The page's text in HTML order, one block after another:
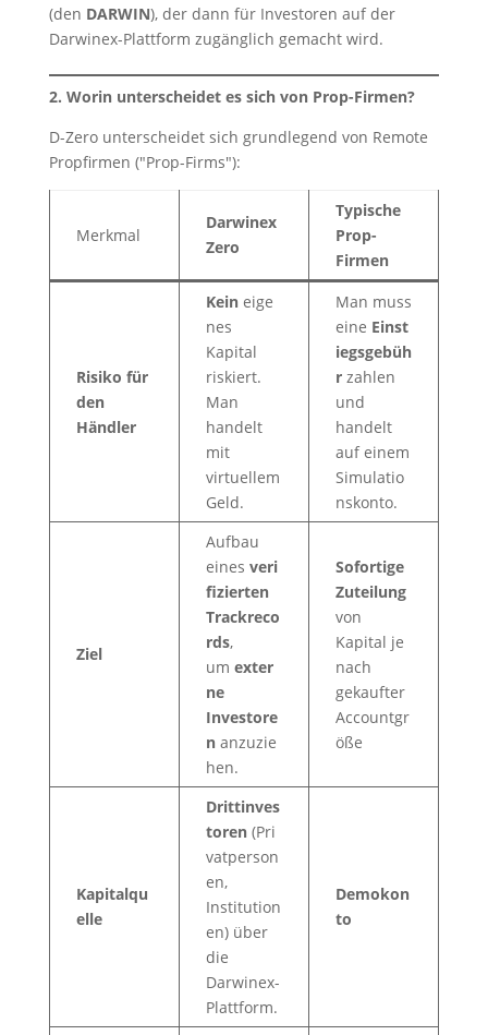
(den DARWIN), der dann für Investoren auf der
Darwinex-Plattform zugänglich gemacht wird.
2. Worin unterscheidet es sich von Prop-Firmen?
D-Zero unterscheidet sich grundlegend von Remote
Propfirmen ("Prop-Firms"):
Merkmal
Darwinex
Zero
Typische
Prop-
Firmen
Risiko für
den
Händler
Keineige
nes
Kapital
riskiert.
Man
handelt
mit
virtuellem
Geld.
Man muss
eine Einst
iegsgebüh
rzahlen
und
handelt
auf einem
Simulatio
nskonto.
Ziel
Aufbau
eines veri
fizierten
Trackreco
rds,
um exter
ne
Investore
nanzuzie
hen.
Sofortige
Zuteilung
von
Kapital je
nach
gekaufter
Accountgr
öße
Kapitalqu
elle
Drittinves
toren(Pri
vatperson
en,
Institution
en) über
die
Darwinex-
Plattform.
Demokon
to